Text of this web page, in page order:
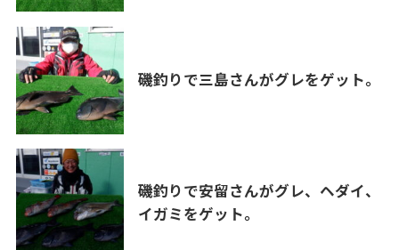
磯釣りで三島さんがグレをゲット。
磯釣りで安留さんがグレ、ヘダイ、
イガミをゲット。